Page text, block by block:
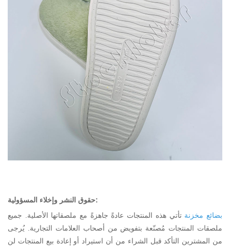
حقوق النشر وإخلاء المسؤولية:
بضائع مخزنة تأتي هذه المنتجات عادةً جاهزةً مع ملصقاتها الأصلية. جميع
ملصقات المنتجات مُصنّعة بتفويض من أصحاب العلامات التجارية. يُرجى
من المشترين التأكد قبل الشراء من أن استيراد أو إعادة بيع المنتجات لن